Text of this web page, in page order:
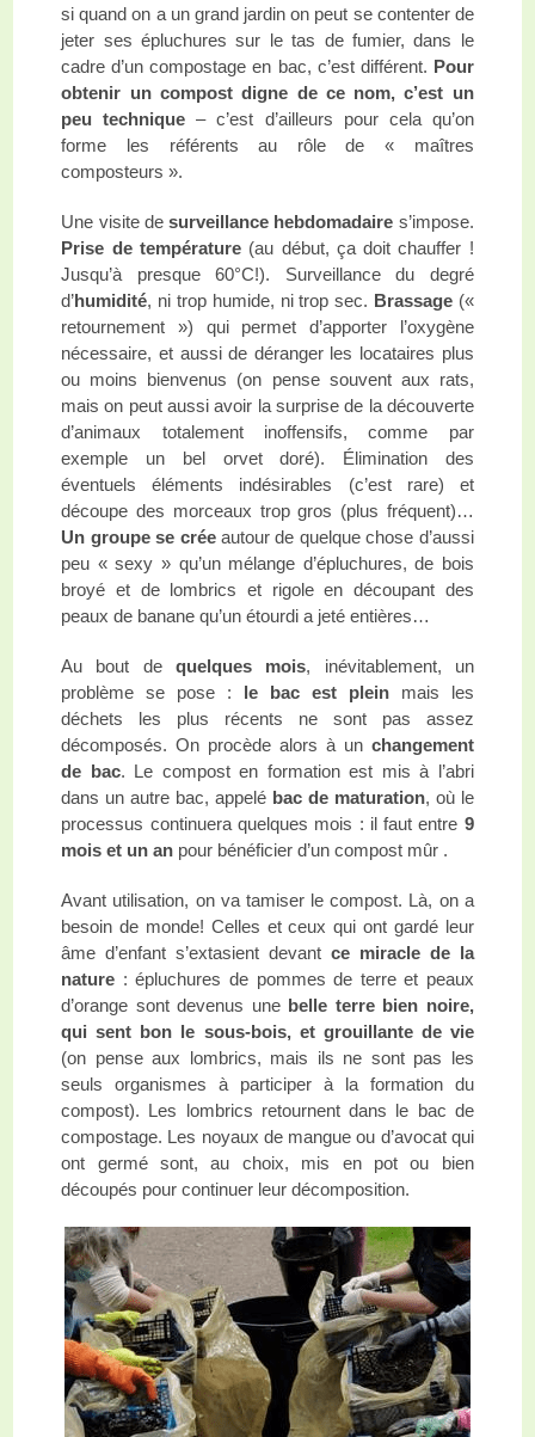
si quand on a un grand jardin on peut se contenter de
jeter ses épluchures sur le tas de fumier, dans le
cadre d’un compostage en bac, c’est différent. Pour
obtenir un compost digne de ce nom, c’est un
peu technique – c’est d’ailleurs pour cela qu’on
forme les référents au rôle de « maîtres
composteurs ».
Une visite desurveillance hebdomadaire s’impose.
Prise de température(au début, ça doit chauffer !
Jusqu’à presque 60°C!). Surveillance du degré
d’humidité, ni trop humide, ni trop sec. Brassage(«
retournement ») qui permet d’apporter l’oxygène
nécessaire, et aussi de déranger les locataires plus
ou moins bienvenus (on pense souvent aux rats,
mais on peut aussi avoir la surprise de la découverte
d’animaux totalement inoffensifs, comme par
exemple un bel orvet doré). Élimination des
éventuels éléments indésirables (c’est rare) et
découpe des morceaux trop gros (plus fréquent)…
Un groupe se créeautour de quelque chose d’aussi
peu « sexy » qu’un mélange d’épluchures, de bois
broyé et de lombrics et rigole en découpant des
peaux de banane qu’un étourdi a jeté entières…
Au bout de quelques mois, inévitablement, un
problème se pose : le bac est pleinmais les
déchets les plus récents ne sont pas assez
décomposés. On procède alors à un changement
de bac. Le compost en formation est mis à l’abri
dans un autre bac, appelé bac de maturation, où le
processus continuera quelques mois : il faut entre 9
mois et un an pour bénéficier d’un compost mûr .
Avant utilisation, on va tamiser le compost. Là, on a
besoin de monde! Celles et ceux qui ont gardé leur
âme d’enfant s’extasient devant ce miracle de la
nature : épluchures de pommes de terre et peaux
d’orange sont devenus une belle terre bien noire,
qui sent bon le sous-bois, et grouillante de vie
(on pense aux lombrics, mais ils ne sont pas les
seuls organismes à participer à la formation du
compost). Les lombrics retournent dans le bac de
compostage. Les noyaux de mangue ou d’avocat qui
ont germé sont, au choix, mis en pot ou bien
découpés pour continuer leur décomposition.